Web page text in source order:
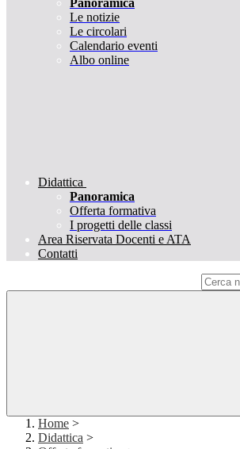
Panoramica
Le notizie
Le circolari
Calendario eventi
Albo online
Didattica
Panoramica
Offerta formativa
I progetti delle classi
Area Riservata Docenti e ATA
Contatti
Home >
Didattica >